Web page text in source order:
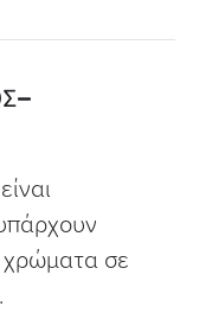
χρώματα σε